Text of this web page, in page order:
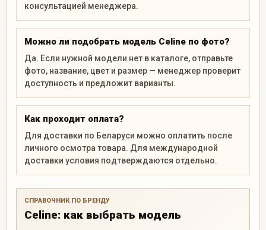
консультацией менеджера.
Можно ли подобрать модель Celine по фото?
Да. Если нужной модели нет в каталоге, отправьте
фото, название, цвет и размер — менеджер проверит
доступность и предложит варианты.
Как проходит оплата?
Для доставки по Беларуси можно оплатить после
личного осмотра товара. Для международной
доставки условия подтверждаются отдельно.
СПРАВОЧНИК ПО БРЕНДУ
Celine: как выбрать модель